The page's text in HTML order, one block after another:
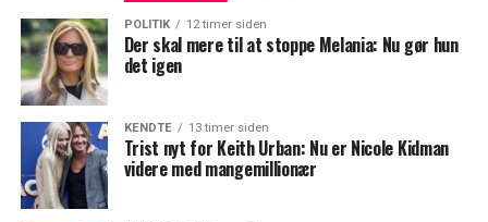
POLITIK 12 timer siden
Der skal mere til at stoppe Melania: Nu gør hun
det igen
KENDTE 13 timer siden
Trist nyt for Keith Urban: Nu er Nicole Kidman
videre med mangemillionær